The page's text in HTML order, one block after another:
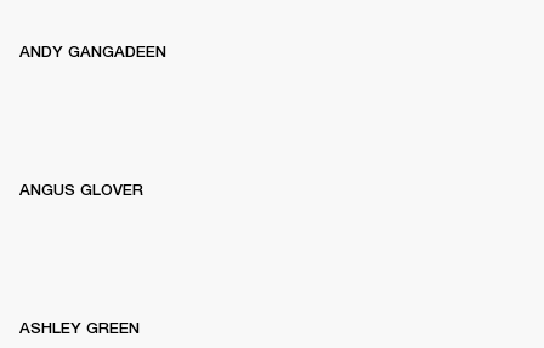
ANDY GANGADEEN
ANGUS GLOVER
ASHLEY GREEN